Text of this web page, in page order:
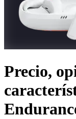
Precio,